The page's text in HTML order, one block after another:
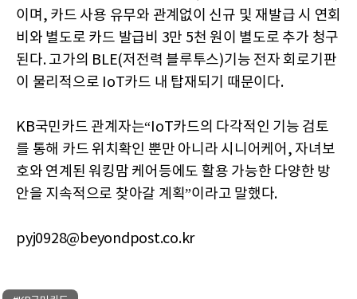
이며, 카드 사용 유무와 관계없이 신규 및 재발급 시 연회
비와 별도로 카드 발급비 3만 5천 원이 별도로 추가 청구
된다. 고가의 BLE(저전력 블루투스)기능 전자 회로기판
이 물리적으로 IoT카드 내 탑재되기 때문이다.
KB국민카드 관계자는“IoT카드의 다각적인 기능 검토
를 통해 카드 위치확인 뿐만 아니라 시니어케어, 자녀보
호와 연계된 워킹맘 케어등에도 활용 가능한 다양한 방
안을 지속적으로 찾아갈 계획”이라고 말했다.
pyj0928@beyondpost.co.kr